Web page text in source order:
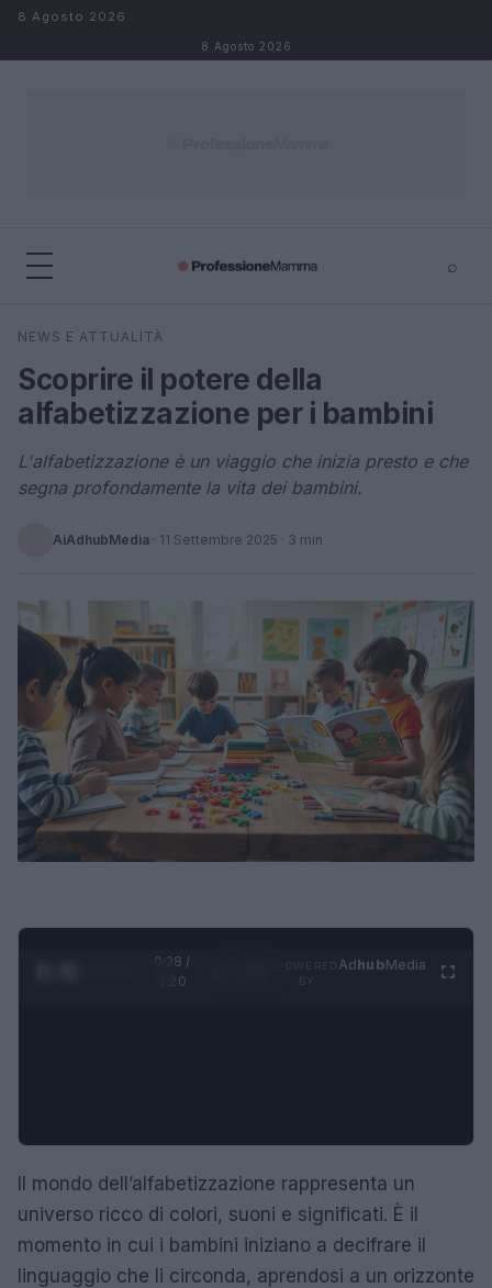
Salta al contenuto
8 Agosto 2026
8 Agosto 2026
⌕
Cerca
NEWS E ATTUALITÀ
Scoprire il potere della
alfabetizzazione per i bambini
L'alfabetizzazione è un viaggio che inizia presto e che
segna profondamente la vita dei bambini.
AiAdhubMedia · 11 Settembre 2025 · 3 min
0:29 /
1:20
AdhubMedia
Il mondo dell’alfabetizzazione rappresenta un
universo ricco di colori, suoni e significati. È il
momento in cui i bambini iniziano a decifrare il
linguaggio che li circonda, aprendosi a un orizzonte